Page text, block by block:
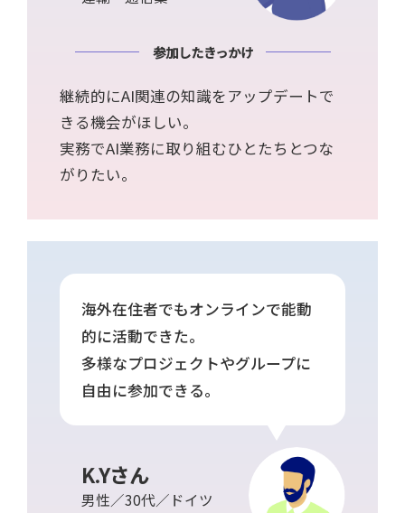
参加したきっかけ
継続的にAI関連の知識をアップデートで
きる機会がほしい。
実務でAI業務に取り組むひとたちとつな
がりたい。
海外在住者でもオンラインで能動
的に活動できた。
多様なプロジェクトやグループに
自由に参加できる。
K.Yさん
男性／30代／ドイツ